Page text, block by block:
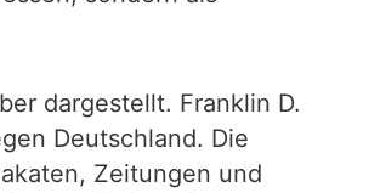
dargestellt. Franklin D.
Deutschland. Die
Zeitungen und